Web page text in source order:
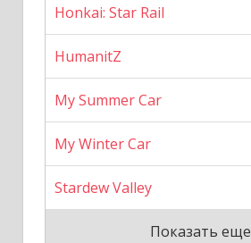
Honkai: Star Rail
HumanitZ
My Summer Car
My Winter Car
Stardew Valley
Показать еще